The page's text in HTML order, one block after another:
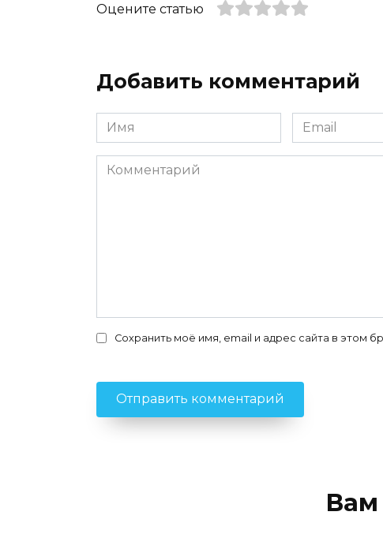
Оцените статью
Добавить комментарий
Имя
*
Email
*
Комментарий
Сохранить моё имя, email и адрес сайта в этом
Вам